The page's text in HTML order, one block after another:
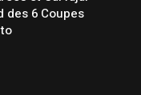
des 6 Coupes